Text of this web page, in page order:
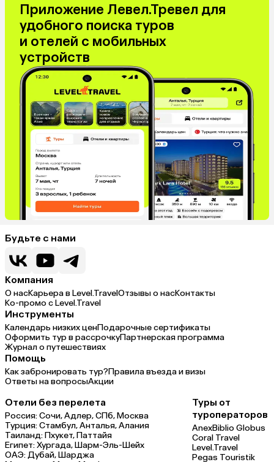
Приложение Левел.Тревел для
удобного поиска туров
и отелей с мобильных
устройств
Будьте с нами
Компания
О насКарьера в Level.TravelОтзывы о насКонтакты
Ко-промо с Level.Travel
Инструменты
Календарь низких ценПодарочные сертификаты
Оформить тур в рассрочкуПартнерская программа
Журнал о путешествиях
Помощь
Как забронировать тур?Правила въезда и визы
Ответы на вопросыАкции
Отели без перелета
Россия:Сочи,Адлер,СПб,Москва
Турция:Стамбул,Анталья,Алания
Таиланд:Пхукет,Паттайя
Египет:Хургада,Шарм-Эль-Шейх
ОАЭ:Дубай,Шарджа
Туры от
туроператоров
AnexBiblio Globus
Coral Travel
Level.Travel
Pegas Touristik